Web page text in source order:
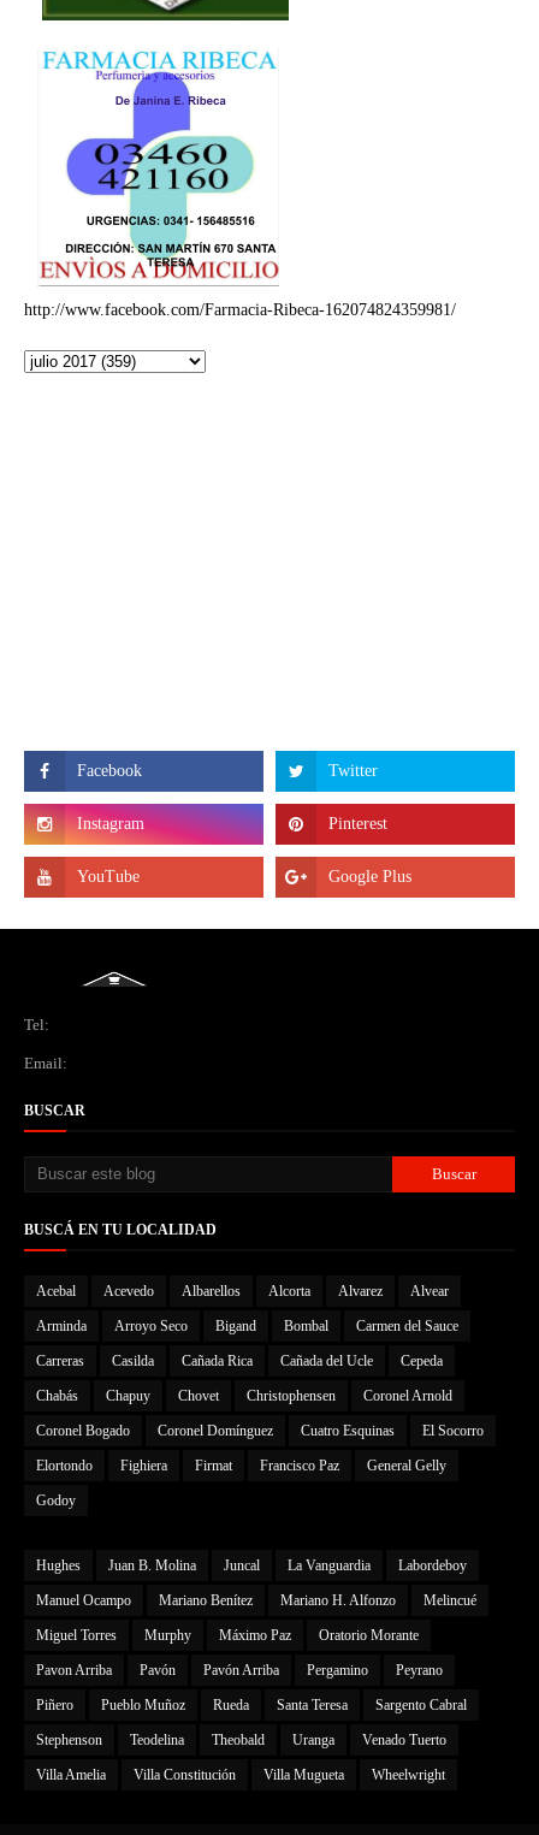
http://www.facebook.com/Farmacia-Ribeca-162074824359981/
Tel:
Email:
BUSCAR
BUSCÁ EN TU LOCALIDAD
Acebal Acevedo Albarellos Alcorta Alvarez Alvear
Arminda Arroyo Seco Bigand Bombal Carmen del Sauce
Carreras Casilda Cañada Rica Cañada del Ucle Cepeda
Chabás Chapuy Chovet Christophensen Coronel Arnold
Coronel Bogado Coronel Domínguez Cuatro Esquinas El Socorro
Elortondo Fighiera Firmat Francisco Paz General Gelly
Godoy
Hughes Juan B. Molina Juncal La Vanguardia Labordeboy
Manuel Ocampo Mariano Benítez Mariano H. Alfonzo Melincué
Miguel Torres Murphy Máximo Paz Oratorio Morante
Pavon Arriba Pavón Pavón Arriba Pergamino Peyrano
Piñero Pueblo Muñoz Rueda Santa Teresa Sargento Cabral
Stephenson Teodelina Theobald Uranga Venado Tuerto
Villa Amelia Villa Constitución Villa Mugueta Wheelwright